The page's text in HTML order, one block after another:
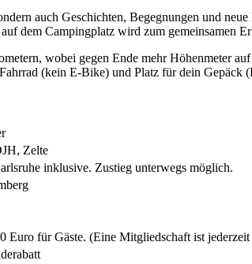
auch Geschichten, Begegnungen und
dem Campingplatz wird zum gemeinsamen
wobei gegen Ende mehr Höhenmeter
(kein E-Bike) und Platz für dein Gepäck
Zelte
inklusive. Zustieg unterwegs möglich.
Euro für Gäste. (Eine Mitgliedschaft ist